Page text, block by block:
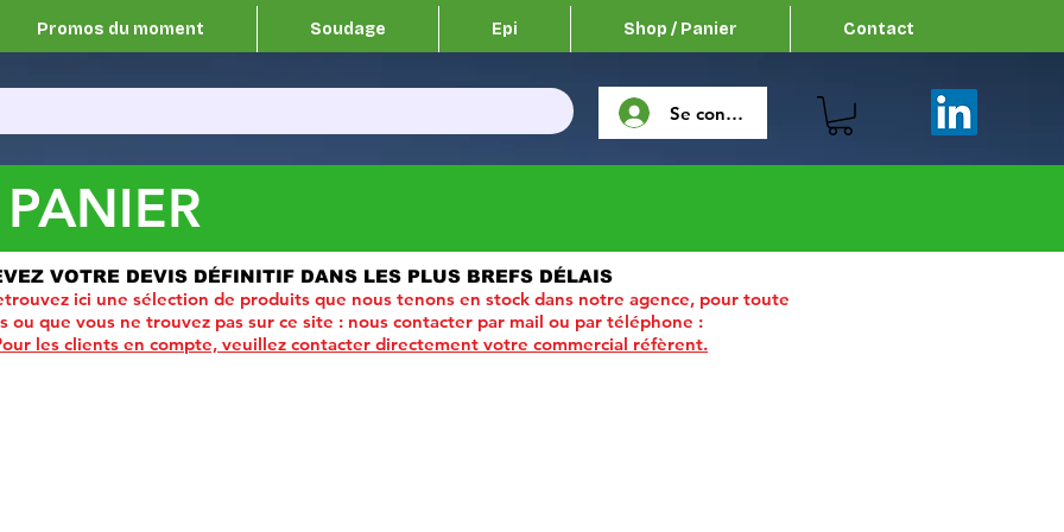
Promos du moment Soudage Epi Shop / Panier Contact
Se connecter
VOTRE DEVIS DÉFINITIF DANS LES PLUS BREFS DÉLAIS
ici une sélection de produits que nous tenons en stock dans notre agence, pour toute
que vous ne trouvez pas sur ce site : nous contacter par mail ou par téléphone :
les clients en compte, veuillez contacter directement votre commercial réfèrent.